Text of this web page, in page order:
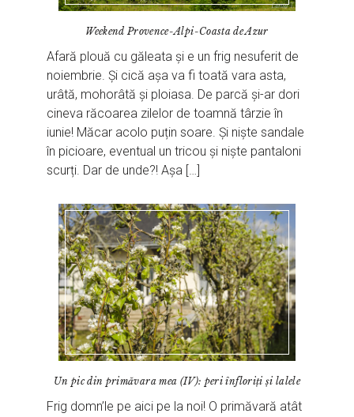
Weekend Provence-Alpi-Coasta de Azur
Afară plouă cu găleata și e un frig nesuferit de
noiembrie. Și cică așa va fi toată vara asta,
urâtă, mohorâtă și ploiasa. De parcă și-ar dori
cineva răcoarea zilelor de toamnă târzie în
iunie! Măcar acolo puțin soare. Și niște sandale
în picioare, eventual un tricou și niște pantaloni
scurți. Dar de unde?! Așa […]
Un pic din primăvara mea (IV): peri înfloriți și lalele
Frig domn’le pe aici pe la noi! O primăvară atât